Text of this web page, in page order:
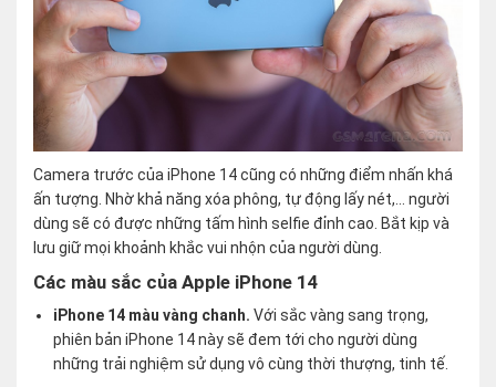
Camera trước của iPhone 14 cũng có những điểm nhấn khá
ấn tượng. Nhờ khả năng xóa phông, tự động lấy nét,… người
dùng sẽ có được những tấm hình selfie đỉnh cao. Bắt kịp và
lưu giữ mọi khoảnh khắc vui nhộn của người dùng.
Các màu sắc của Apple iPhone 14
iPhone 14 màu vàng chanh. Với sắc vàng sang trọng,
phiên bản iPhone 14 này sẽ đem tới cho người dùng
những trải nghiệm sử dụng vô cùng thời thượng, tinh tế.